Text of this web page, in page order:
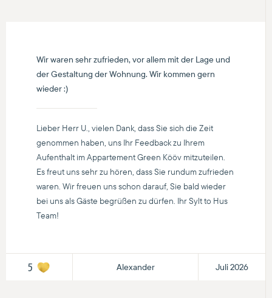
Wir waren sehr zufrieden, vor allem mit der Lage und
der Gestaltung der Wohnung. Wir kommen gern
wieder :)
Lieber Herr U., vielen Dank, dass Sie sich die Zeit
genommen haben, uns Ihr Feedback zu Ihrem
Aufenthalt im Appartement Green Kööv mitzuteilen.
Es freut uns sehr zu hören, dass Sie rundum zufrieden
waren. Wir freuen uns schon darauf, Sie bald wieder
bei uns als Gäste begrüßen zu dürfen. Ihr Sylt to Hus
Team!
5 Alexander Juli 2026